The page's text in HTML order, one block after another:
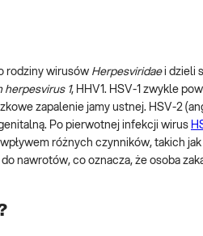
rodziny wirusów Herpesviridaei dzieli
herpesvirus 1, HHV1. HSV-1 zwykle
zapalenie jamy ustnej. HSV-2
Po pierwotnej infekcji wirus
różnych czynników, takich jak
nawrotów, co oznacza, że osoba